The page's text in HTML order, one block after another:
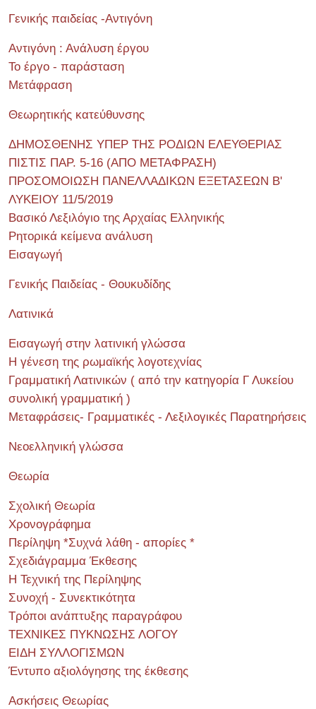
Γενικής παιδείας -Αντιγόνη
Αντιγόνη : Ανάλυση έργου
Το έργο - παράσταση
Μετάφραση
Θεωρητικής κατεύθυνσης
ΔΗΜΟΣΘΕΝΗΣ ΥΠΕΡ ΤΗΣ ΡΟΔΙΩΝ ΕΛΕΥΘΕΡΙΑΣ
ΠΙΣΤΙΣ ΠΑΡ. 5-16 (ΑΠΟ ΜΕΤΑΦΡΑΣΗ)
ΠΡΟΣΟΜΟΙΩΣΗ ΠΑΝΕΛΛΑΔΙΚΩΝ ΕΞΕΤΑΣΕΩΝ Β'
ΛΥΚΕΙΟΥ 11/5/2019
Βασικό Λεξιλόγιο της Αρχαίας Ελληνικής
Ρητορικά κείμενα ανάλυση
Εισαγωγή
Γενικής Παιδείας - Θουκυδίδης
Λατινικά
Εισαγωγή στην λατινική γλώσσα
Η γένεση της ρωμαϊκής λογοτεχνίας
Γραμματική Λατινικών ( από την κατηγορία Γ Λυκείου
συνολική γραμματική )
Μεταφράσεις- Γραμματικές - Λεξιλογικές Παρατηρήσεις
Νεοελληνική γλώσσα
Θεωρία
Σχολική Θεωρία
Χρονογράφημα
Περίληψη *Συχνά λάθη - απορίες *
Σχεδιάγραμμα Έκθεσης
Η Τεχνική της Περίληψης
Συνοχή - Συνεκτικότητα
Τρόποι ανάπτυξης παραγράφου
ΤΕΧΝΙΚΕΣ ΠΥΚΝΩΣΗΣ ΛΟΓΟΥ
ΕΙΔΗ ΣΥΛΛΟΓΙΣΜΩΝ
Έντυπο αξιολόγησης της έκθεσης
Ασκήσεις Θεωρίας